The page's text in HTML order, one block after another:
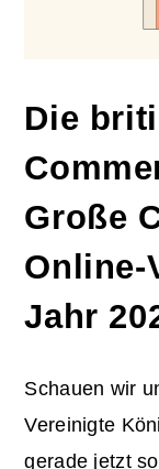
Die
Große
Online-
Jahr
Schauen wir
Vereinigte
gerade jetzt